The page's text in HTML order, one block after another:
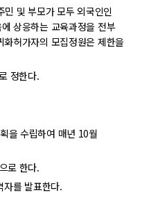
및 부모가 모두 외국인인
상응하는 교육과정을 전부
화허가자의 모집정원은 제한을
정한다.
을 수립하여 매년 10월
로 한다.
를 발표한다.